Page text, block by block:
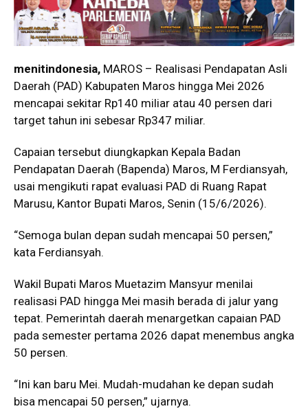
menitindonesia, MAROS – Realisasi Pendapatan Asli
Daerah (PAD) Kabupaten Maros hingga Mei 2026
mencapai sekitar Rp140 miliar atau 40 persen dari
target tahun ini sebesar Rp347 miliar.
Capaian tersebut diungkapkan Kepala Badan
Pendapatan Daerah (Bapenda) Maros, M Ferdiansyah,
usai mengikuti rapat evaluasi PAD di Ruang Rapat
Marusu, Kantor Bupati Maros, Senin (15/6/2026).
“Semoga bulan depan sudah mencapai 50 persen,”
kata Ferdiansyah.
Wakil Bupati Maros Muetazim Mansyur menilai
realisasi PAD hingga Mei masih berada di jalur yang
tepat. Pemerintah daerah menargetkan capaian PAD
pada semester pertama 2026 dapat menembus angka
50 persen.
“Ini kan baru Mei. Mudah-mudahan ke depan sudah
bisa mencapai 50 persen,” ujarnya.